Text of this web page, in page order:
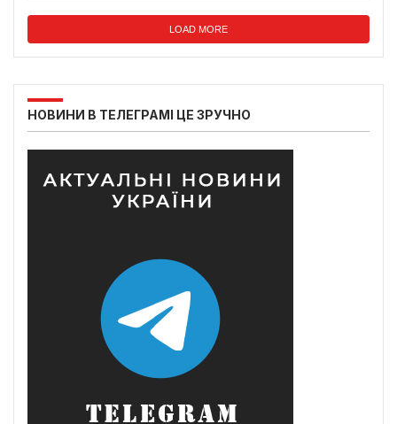
LOAD MORE
НОВИНИ В ТЕЛЕГРАМІ ЦЕ ЗРУЧНО